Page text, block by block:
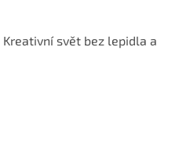
svět bez lepidla a